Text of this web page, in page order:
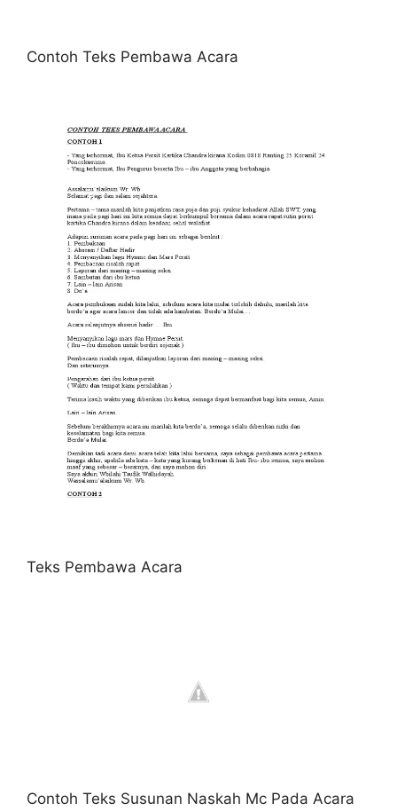
Contoh Teks Pembawa Acara
Teks Pembawa Acara
Contoh Teks Susunan Naskah Mc Pada Acara